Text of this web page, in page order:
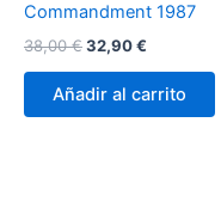
Commandment 1987
38,00€El
original
era:
32,90€
actual
es:
Añadir al carrito